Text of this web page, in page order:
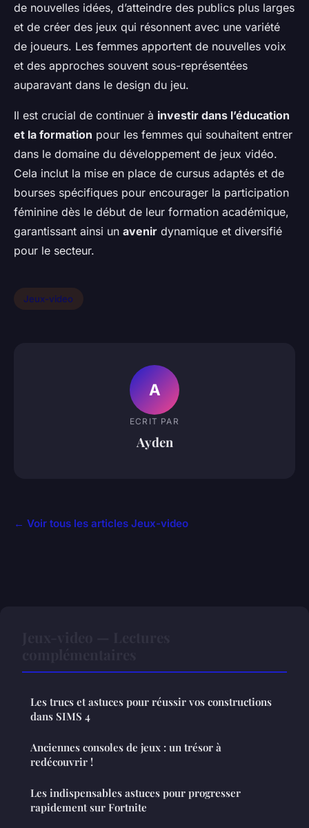
de nouvelles idées, d’atteindre des publics plus larges
et de créer des jeux qui résonnent avec une variété
de joueurs. Les femmes apportent de nouvelles voix
et des approches souvent sous-représentées
auparavant dans le design du jeu.
Il est crucial de continuer à investir dans l’éducation
et la formation pour les femmes qui souhaitent entrer
dans le domaine du développement de jeux vidéo.
Cela inclut la mise en place de cursus adaptés et de
bourses spécifiques pour encourager la participation
féminine dès le début de leur formation académique,
garantissant ainsi un avenir dynamique et diversifié
pour le secteur.
Jeux-video
A
ECRIT PAR
Ayden
← Voir tous les articles Jeux-video
Les trucs et astuces pour réussir vos constructions
dans SIMS 4
Anciennes consoles de jeux : un trésor à
redécouvrir !
Les indispensables astuces pour progresser
rapidement sur Fortnite